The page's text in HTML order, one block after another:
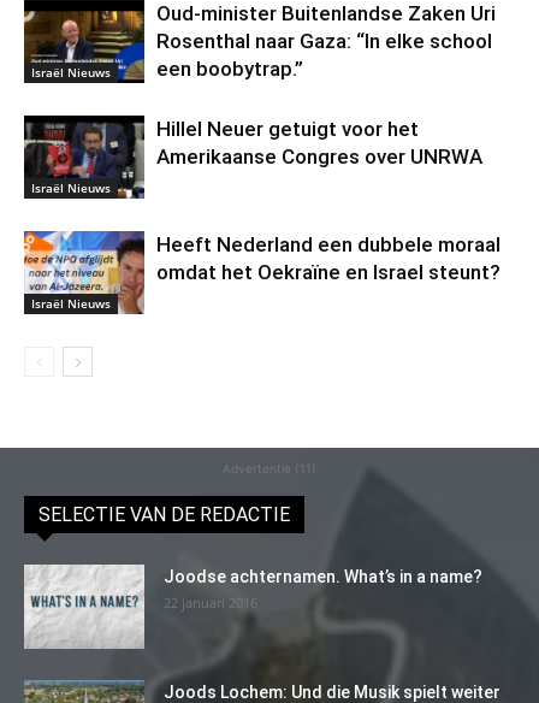
Israël Nieuws
Oud-minister Buitenlandse Zaken Uri
Rosenthal naar Gaza: “In elke school
een boobytrap.”
Israël Nieuws
Hillel Neuer getuigt voor het
Amerikaanse Congres over UNRWA
Israël Nieuws
Heeft Nederland een dubbele moraal
omdat het Oekraïne en Israel steunt?
Advertentie (11)
SELECTIE VAN DE REDACTIE
Joodse achternamen. What’s in a name?
22 januari 2016
Joods Lochem: Und die Musik spielt weiter